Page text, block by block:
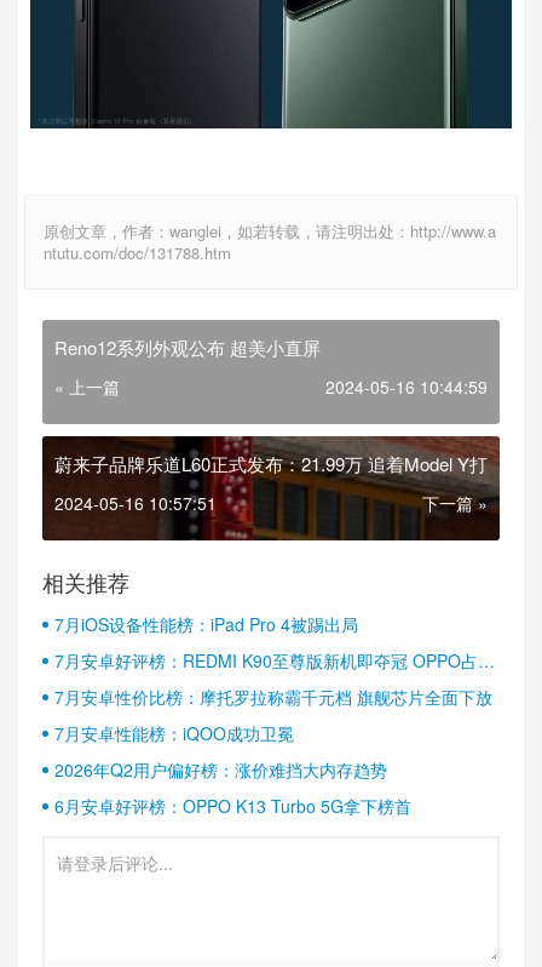
原创文章，作者：wanglei，如若转载，请注明出处：http://www.a
ntutu.com/doc/131788.htm
Reno12系列外观公布 超美小直屏
« 上一篇 2024-05-16 10:44:59
蔚来子品牌乐道L60正式发布：21.99万 追着Model Y打
2024-05-16 10:57:51 下一篇 »
相关推荐
7月iOS设备性能榜：iPad Pro 4被踢出局
7月安卓好评榜：REDMI K90至尊版新机即夺冠 OPPO占据
半壁江山
7月安卓性价比榜：摩托罗拉称霸千元档 旗舰芯片全面下放
7月安卓性能榜：iQOO成功卫冕
2026年Q2用户偏好榜：涨价难挡大内存趋势
6月安卓好评榜：OPPO K13 Turbo 5G拿下榜首